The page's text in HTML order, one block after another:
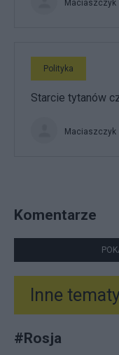
Maciaszczyk
Polityka
Starcie tytanów
Maciaszczyk
Komentarze
Inne
#Rosja